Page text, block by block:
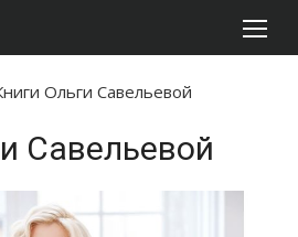
Ольги Савельевой
Савельевой